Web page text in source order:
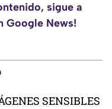
sigue a
Google News!
SENSIBLES